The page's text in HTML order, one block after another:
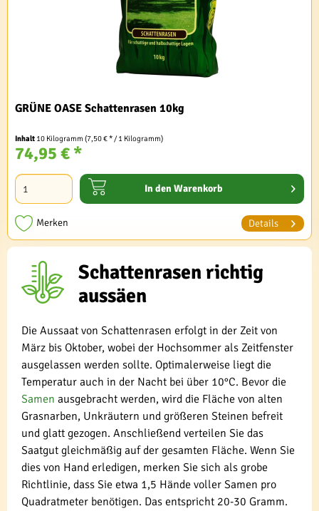
GRÜNE OASE Schattenrasen 10kg
Inhalt 10 Kilogramm(7,50 € * / 1 Kilogramm)
74,95 € *
In den Warenkorb
Merken Details
Schattenrasen richtig
aussäen
Die Aussaat von Schattenrasen erfolgt in der Zeit von
März bis Oktober, wobei der Hochsommer als Zeitfenster
ausgelassen werden sollte. Optimalerweise liegt die
Temperatur auch in der Nacht bei über 10°C. Bevor die
Samen ausgebracht werden, wird die Fläche von alten
Grasnarben, Unkräutern und größeren Steinen befreit
und glatt gezogen. Anschließend verteilen Sie das
Saatgut gleichmäßig auf der gesamten Fläche. Wenn Sie
dies von Hand erledigen, merken Sie sich als grobe
Richtlinie, dass Sie etwa 1,5 Hände voller Samen pro
Quadratmeter benötigen. Das entspricht 20-30 Gramm.